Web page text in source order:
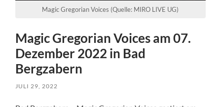
Magic Gregorian Voices (Quelle: MIRO LIVE UG)
Magic Gregorian Voices am 07.
Dezember 2022 in Bad
Bergzabern
JULI 29, 2022